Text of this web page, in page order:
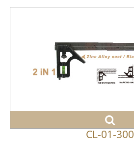
CL-01-300